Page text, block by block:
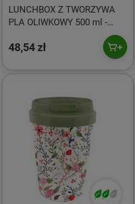
LUNCHBOX Z TWORZYWA
PLA OLIWKOWY 500 ml -
48,54 zł